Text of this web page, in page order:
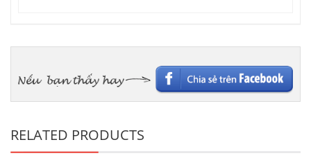
RELATED PRODUCTS